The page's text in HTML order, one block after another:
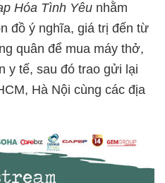
Hóa Tình Yêu nhằm
đồ ý nghĩa, giá trị đến từ
quân để mua máy thở,
y tế, sau đó trao gửi lại
Hà Nội cùng các địa